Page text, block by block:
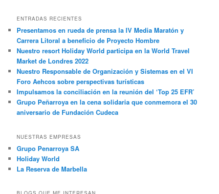
ENTRADAS RECIENTES
Presentamos en rueda de prensa la IV Media Maratón y
Carrera Litoral a beneficio de Proyecto Hombre
Nuestro resort Holiday World participa en la World Travel
Market de Londres 2022
Nuestro Responsable de Organización y Sistemas en el VI
Foro Aehcos sobre perspectivas turísticas
Impulsamos la conciliación en la reunión del ‘Top 25 EFR’
Grupo Peñarroya en la cena solidaria que conmemora el 30
aniversario de Fundación Cudeca
NUESTRAS EMPRESAS
Grupo Penarroya SA
Holiday World
La Reserva de Marbella